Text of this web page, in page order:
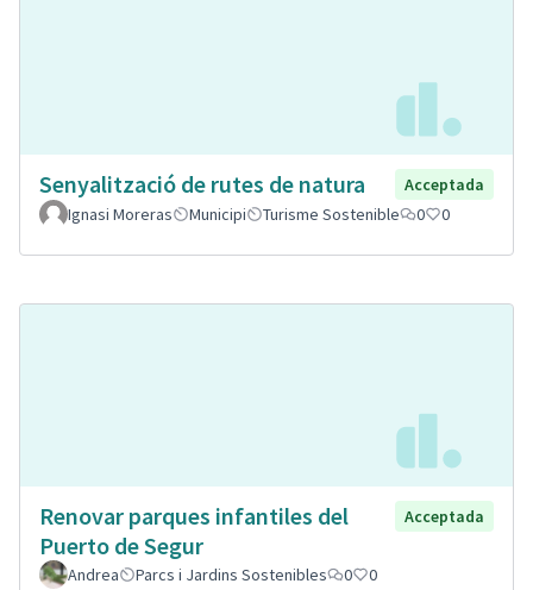
Senyalització de rutes de natura
Acceptada
Ignasi Moreras
Municipi Turisme Sostenible 0 0
Renovar parques infantiles del
Puerto de Segur
Acceptada
Andrea Parcs i Jardins Sostenibles 0 0